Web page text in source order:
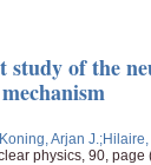
study of the
Arjan J.
physics, 90, page